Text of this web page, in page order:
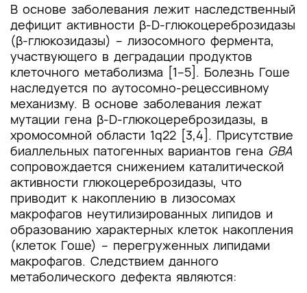
В основе заболевания лежит наследственный
дефицит активности β-D-глюкоцереброзидазы
(β-глюкозидазы) – лизосомного фермента,
участвующего в деградации продуктов
клеточного метаболизма [1–5]. Болезнь Гоше
наследуется по аутосомно-рецессивному
механизму. В основе заболевания лежат
мутации гена β-D-глюкоцереброзидазы, в
хромосомной области 1q22 [3,4]. Присутствие
биаллельных патогенных вариантов гена GBA
сопровождается снижением каталитической
активности глюкоцереброзидазы, что
приводит к накоплению в лизосомах
макрофагов неутилизированных липидов и
образованию характерных клеток накопления
(клеток Гоше) – перегруженных липидами
макрофагов. Следствием данного
метаболического дефекта являются: